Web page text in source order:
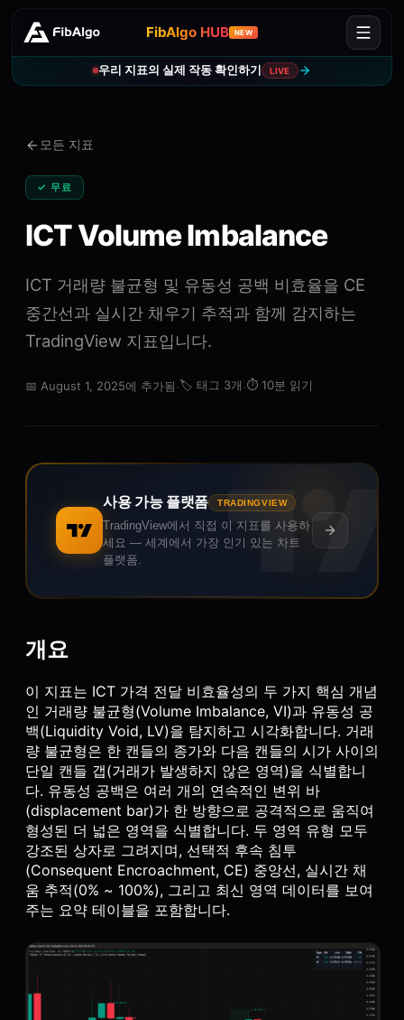
FibAlgo HUB NEW
우리 지표의 실제 작동 확인하기 LIVE
모든 지표
✓ 무료
ICT Volume Imbalance
ICT 거래량 불균형 및 유동성 공백 비효율을 CE
중간선과 실시간 채우기 추적과 함께 감지하는
TradingView 지표입니다.
📅 August 1, 2025에 추가됨 ·🏷️ 태그 3개 ·⏱️ 10분 읽기
사용 가능 플랫폼 TRADINGVIEW
TradingView에서 직접 이 지표를 사용하
세요 — 세계에서 가장 인기 있는 차트
플랫폼.
개요
이 지표는 ICT 가격 전달 비효율성의 두 가지 핵심 개념
인 거래량 불균형(Volume Imbalance, VI)과 유동성 공
백(Liquidity Void, LV)을 탐지하고 시각화합니다. 거래
량 불균형은 한 캔들의 종가와 다음 캔들의 시가 사이의
단일 캔들 갭(거래가 발생하지 않은 영역)을 식별합니
다. 유동성 공백은 여러 개의 연속적인 변위 바
(displacement bar)가 한 방향으로 공격적으로 움직여
형성된 더 넓은 영역을 식별합니다. 두 영역 유형 모두
강조된 상자로 그려지며, 선택적 후속 침투
(Consequent Encroachment, CE) 중앙선, 실시간 채
움 추적(0% ~ 100%), 그리고 최신 영역 데이터를 보여
주는 요약 테이블을 포함합니다.